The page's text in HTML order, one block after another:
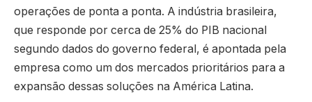
operações de ponta a ponta. A indústria brasileira,
que responde por cerca de 25% do PIB nacional
segundo dados do governo federal, é apontada pela
empresa como um dos mercados prioritários para a
expansão dessas soluções na América Latina.